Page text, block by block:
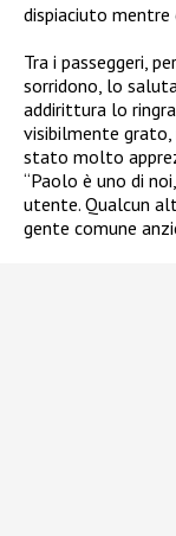
dispiaciuto mentre
Tra i passeggeri,
sorridono, lo
addirittura lo
visibilmente grato,
stato molto
“Paolo è uno di
utente. Qualcun
gente comune